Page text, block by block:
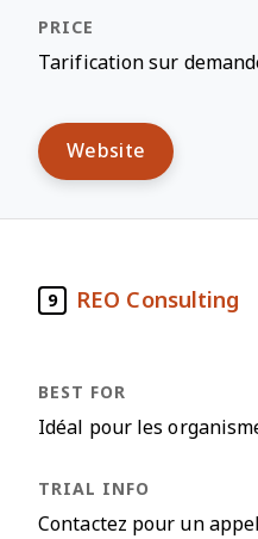
Tarification sur
Website
9 REO Consulting
Idéal pour les
Contactez pour un